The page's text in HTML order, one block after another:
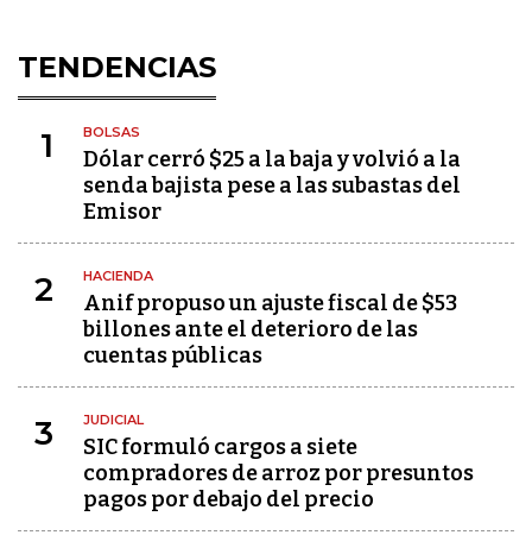
TENDENCIAS
1 BOLSAS
Dólar cerró $25 a la baja y volvió a la
senda bajista pese a las subastas del
Emisor
2 HACIENDA
Anif propuso un ajuste fiscal de $53
billones ante el deterioro de las
cuentas públicas
3 JUDICIAL
SIC formuló cargos a siete
compradores de arroz por presuntos
pagos por debajo del precio